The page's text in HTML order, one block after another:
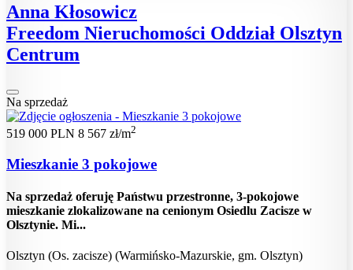
Anna Kłosowicz
Freedom Nieruchomości Oddział Olsztyn
Centrum
Na sprzedaż
519 000 PLN 8 567 zł/m2
Mieszkanie 3 pokojowe
Na sprzedaż oferuję Państwu przestronne, 3‑pokojowe
mieszkanie zlokalizowane na cenionym Osiedlu Zacisze w
Olsztynie. Mi...
Olsztyn (Os. zacisze) (Warmińsko-Mazurskie, gm. Olsztyn)